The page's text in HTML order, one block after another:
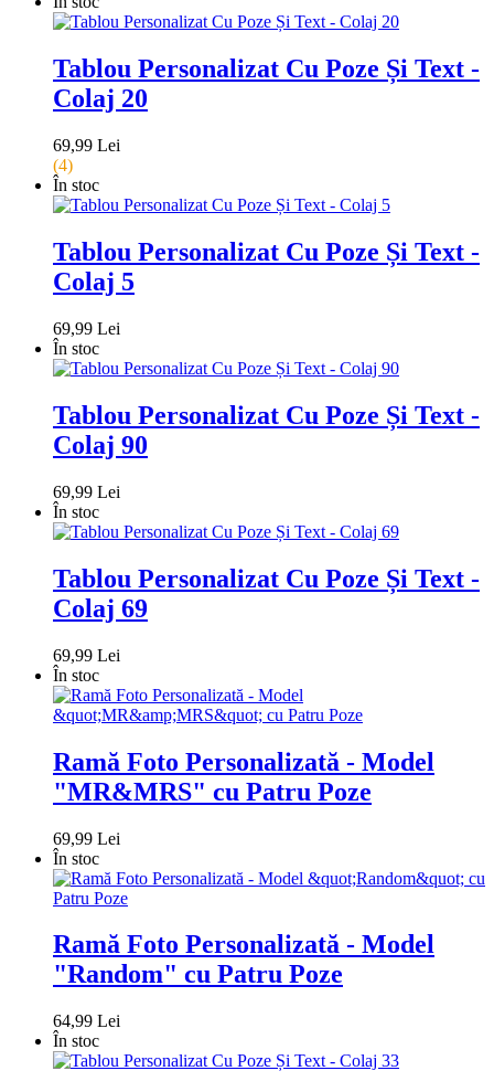
Tablou Personalizat Cu Poze Și Text -
Colaj 20
69,99 Lei
(4)
În stoc
Tablou Personalizat Cu Poze Și Text -
Colaj 5
69,99 Lei
În stoc
Tablou Personalizat Cu Poze Și Text -
Colaj 90
69,99 Lei
În stoc
Tablou Personalizat Cu Poze Și Text -
Colaj 69
69,99 Lei
În stoc
Ramă Foto Personalizată - Model
"MR&MRS" cu Patru Poze
69,99 Lei
În stoc
Ramă Foto Personalizată - Model
"Random" cu Patru Poze
64,99 Lei
În stoc